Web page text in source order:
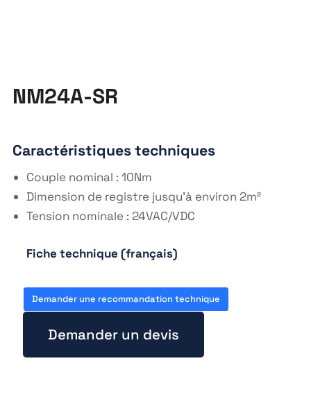
NM24A-SR
Caractéristiques techniques
Couple nominal : 10Nm
Dimension de registre jusqu’à environ 2m²
Tension nominale : 24VAC/VDC
Fiche technique (français)
Demander une recommandation technique
Demander un devis